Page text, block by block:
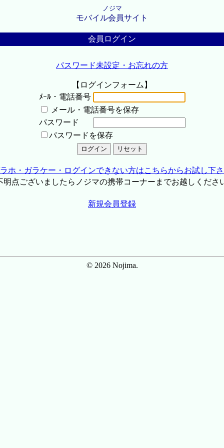
ノジマ
モバイル会員サイト
会員ログイン
パスワード未設定・お忘れの方
【ログインフォーム】
ﾒｰﾙ・電話番号
メール・電話番号を保存
パスワード
パスワードを保存
ホ・ガラケー・ログインできない方はこちらからお試し下
点ございましたらノジマの携帯コーナーまでお越しくださ
新規会員登録
© 2026 Nojima.